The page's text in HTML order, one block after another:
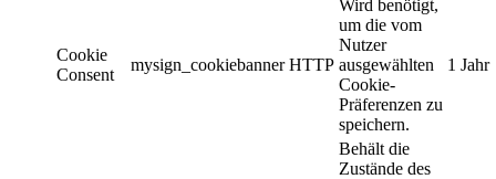
Cookie
Consent
mysign_cookiebanner HTTP
Wird benötigt,
um die vom
Nutzer
ausgewählten
Cookie-
Präferenzen zu
speichern.
1 Jahr
Behält die
Zustände des